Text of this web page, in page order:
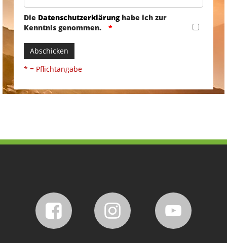
Die Datenschutzerklärunghabe ich zur
Kenntnis genommen.
Abschicken
* = Pflichtangabe